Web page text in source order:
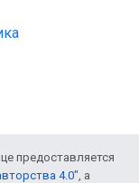
предоставляется
4.0", а